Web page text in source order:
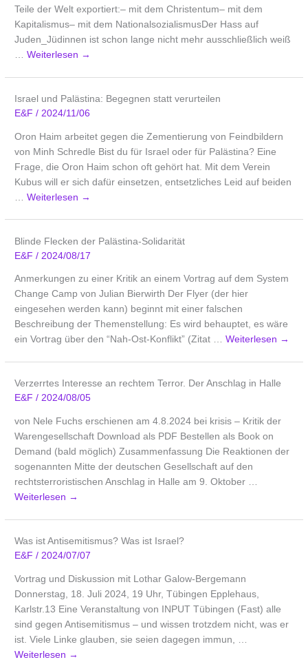
Teile der Welt exportiert:– mit dem Christentum– mit dem
Kapitalismus– mit dem NationalsozialismusDer Hass auf
Juden_Jüdinnen ist schon lange nicht mehr ausschließlich weiß
…Weiterlesen →
Israel und Palästina: Begegnen statt verurteilen
E&F/2024/11/06
Oron Haim arbeitet gegen die Zementierung von Feindbildern
von Minh Schredle Bist du für Israel oder für Palästina? Eine
Frage, die Oron Haim schon oft gehört hat. Mit dem Verein
Kubus will er sich dafür einsetzen, entsetzliches Leid auf beiden
…Weiterlesen →
Blinde Flecken der Palästina-Solidarität
E&F/ 2024/08/17
Anmerkungen zu einer Kritik an einem Vortrag auf dem System
Change Camp von Julian Bierwirth Der Flyer (der hier
eingesehen werden kann) beginnt mit einer falschen
Beschreibung der Themenstellung: Es wird behauptet, es wäre
ein Vortrag über den “Nah-Ost-Konflikt” (Zitat …Weiterlesen →
Verzerrtes Interesse an rechtem Terror. Der Anschlag in Halle
E&F/2024/08/05
von Nele Fuchs erschienen am 4.8.2024 bei krisis – Kritik der
Warengesellschaft Download als PDF Bestellen als Book on
Demand (bald möglich) Zusammenfassung Die Reaktionen der
sogenannten Mitte der deutschen Gesellschaft auf den
rechtsterroristischen Anschlag in Halle am 9. Oktober …
Weiterlesen →
Was ist Antisemitismus? Was ist Israel?
E&F/2024/07/07
Vortrag und Diskussion mit Lothar Galow-Bergemann
Donnerstag, 18. Juli 2024, 19 Uhr, Tübingen Epplehaus,
Karlstr.13 Eine Veranstaltung von INPUT Tübingen (Fast) alle
sind gegen Antisemitismus – und wissen trotzdem nicht, was er
ist. Viele Linke glauben, sie seien dagegen immun, …
Weiterlesen →